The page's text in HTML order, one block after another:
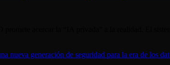
nueva generación de seguridad para la era de los